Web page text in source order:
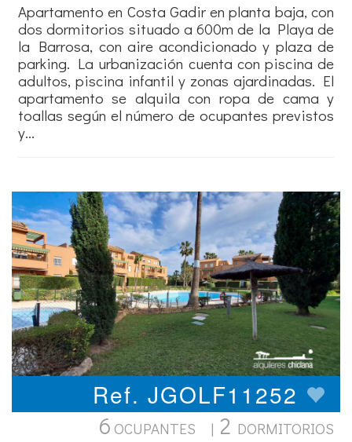
Apartamento en Costa Gadir en planta baja, con
dos dormitorios situado a 600m de la Playa de
la Barrosa, con aire acondicionado y plaza de
parking. La urbanización cuenta con piscina de
adultos, piscina infantil y zonas ajardinadas. El
apartamento se alquila con ropa de cama y
toallas según el número de ocupantes previstos
y...
Ref. JGOLF11252
6 OCUPANTES | 2 DORMITORIOS